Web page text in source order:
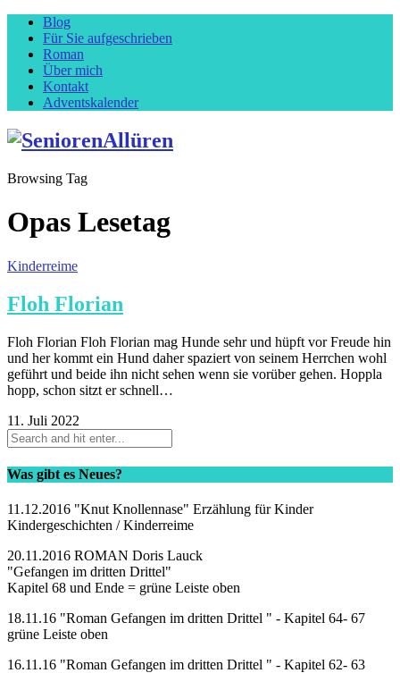
Blog
Für Sie aufgeschrieben
Roman
Über mich
Kontakt
Adventskalender
Browsing Tag
Opas Lesetag
Kinderreime
Floh Florian
Floh Florian Floh Florian mag Hunde sehr und hüpft vor Freude hin
und her kommt ein Hund daher spaziert von seinem Herrchen wohl
geführt und beide ihn nicht sehen wenn sie vorüber gehen. Hoppla
hopp, schon sitzt er schnell…
11. Juli 2022
Was gibt es Neues?
11.12.2016 "Knut Knollennase" Erzählung für Kinder
Kindergeschichten / Kinderreime
20.11.2016 ROMAN Doris Lauck
"Gefangen im dritten Drittel"
Kapitel 68 und Ende = grüne Leiste oben
18.11.16 "Roman Gefangen im dritten Drittel " - Kapitel 64- 67
grüne Leiste oben
16.11.16 "Roman Gefangen im dritten Drittel " - Kapitel 62- 63